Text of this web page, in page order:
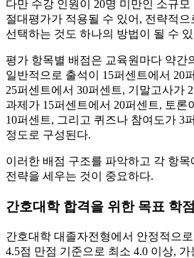
다만 수강 인원이 20명 미만인 소규
절대평가가 적용될 수 있어, 전략적
선택하는 것도 하나의 방법이 될 수
평가 항목별 배점은 교육원마다 약간
일반적으로 출석이 15퍼센트에서 20
25퍼센트에서 30퍼센트, 기말고사가
과제가 15퍼센트에서 20퍼센트, 토론
10퍼센트, 그리고 퀴즈나 참여도가 3
정도로 구성된다.
이러한 배점 구조를 파악하고 각 항
전략을 세우는 것이 중요하다.
간호대학 합격을 위한 목표 학점
간호대학 대졸자전형에서 안정적으
4.5점 만점 기준으로 최소 4.0 이상,